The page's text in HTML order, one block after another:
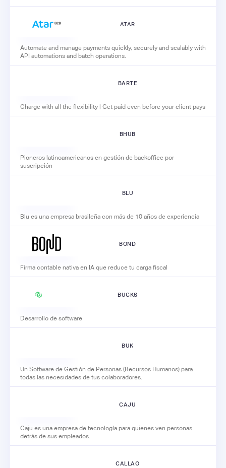
ATAR
Automate and manage payments quickly, securely and scalably with
API automations and batch operations.
BARTE
Charge with all the flexibility | Get paid even before your client pays
BHUB
Pioneros latinoamericanos en gestión de backoffice por
suscripción
BLU
Blu es una empresa brasileña con más de 10 años de experiencia
BOND
Firma contable nativa en IA que reduce tu carga fiscal
BUCKS
Desarrollo de software
BUK
Un Software de Gestión de Personas (Recursos Humanos) para
todas las necesidades de tus colaboradores.
CAJU
Caju es una empresa de tecnología para quienes ven personas
detrás de sus empleados.
CALLAO